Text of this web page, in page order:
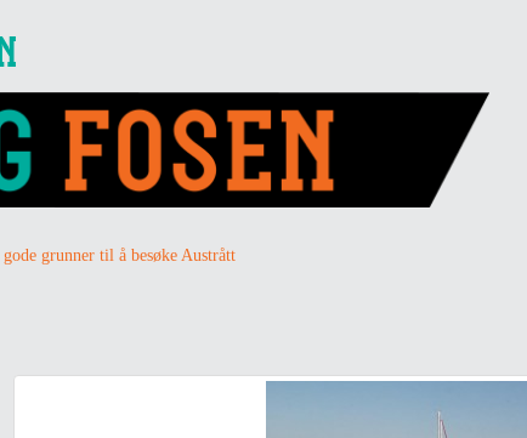
gode grunner til å besøke Austrått